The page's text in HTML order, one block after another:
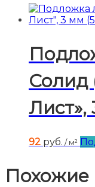
Солид
Лист»,
92 руб. / м²
Похожие